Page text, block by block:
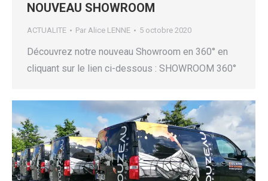
NOUVEAU SHOWROOM
ACTUALITE Par Alice LENNE 5 octobre 2020
Découvrez notre nouveau Showroom en 360° en
cliquant sur le lien ci-dessous : SHOWROOM 360°